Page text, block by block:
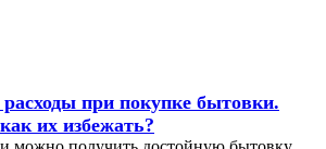
при покупке бытовки.
их избежать?